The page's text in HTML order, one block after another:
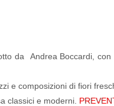
da Andrea Boccardi,
e composizioni di fiori
classici e moderni.